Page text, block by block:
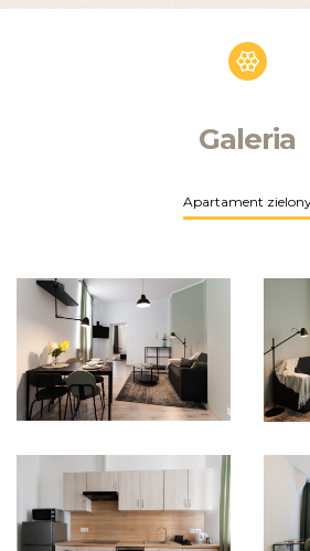
Galeria
Apartament